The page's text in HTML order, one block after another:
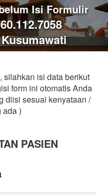
Isi Formulir
silahkan isi data berikut
form ini otomatis Anda
diisi sesuai kenyataan /
ada )
PASIEN